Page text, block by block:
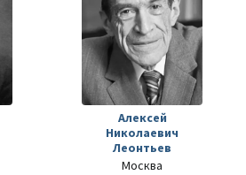
Алексей
Николаевич
Леонтьев
Москва